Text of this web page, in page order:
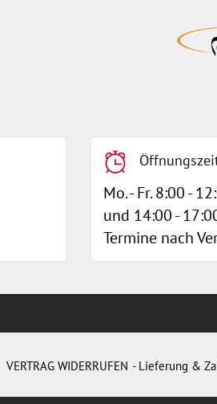
Mo. - Fr. 8:00 -
und 14:00 -
Termine nach
VERTRAG WIDERRUFEN Lieferung &